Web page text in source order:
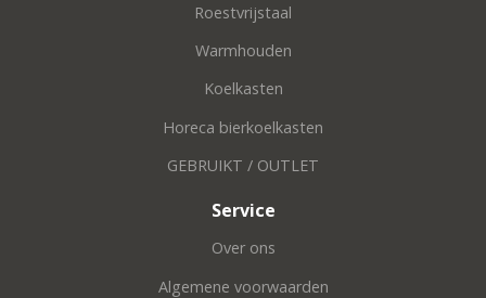
Roestvrijstaal
Warmhouden
Koelkasten
Horeca bierkoelkasten
GEBRUIKT / OUTLET
Service
Over ons
Algemene voorwaarden